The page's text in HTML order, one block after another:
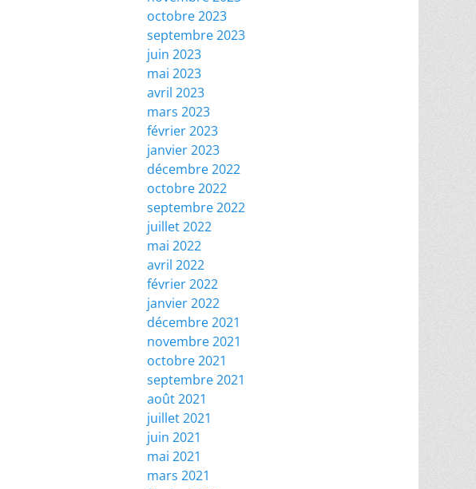
octobre 2023
septembre 2023
juin 2023
mai 2023
avril 2023
mars 2023
février 2023
janvier 2023
décembre 2022
octobre 2022
septembre 2022
juillet 2022
mai 2022
avril 2022
février 2022
janvier 2022
décembre 2021
novembre 2021
octobre 2021
septembre 2021
août 2021
juillet 2021
juin 2021
mai 2021
mars 2021